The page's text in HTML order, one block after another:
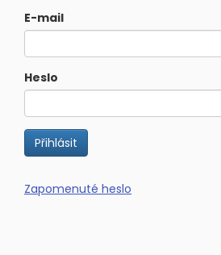
E-mail
Heslo
Zapomenuté heslo